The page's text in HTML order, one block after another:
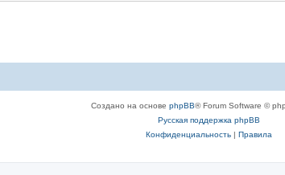
Создано на основе phpBB® Forum Software ©
Русская поддержка phpBB
Конфиденциальность| Правила